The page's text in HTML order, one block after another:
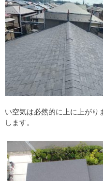
い空気は必然的に上に上がり
します。